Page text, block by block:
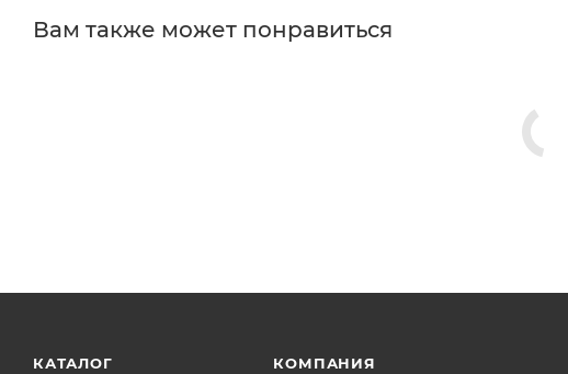
Вам также может понравиться
КАТАЛОГ КОМПАНИЯ